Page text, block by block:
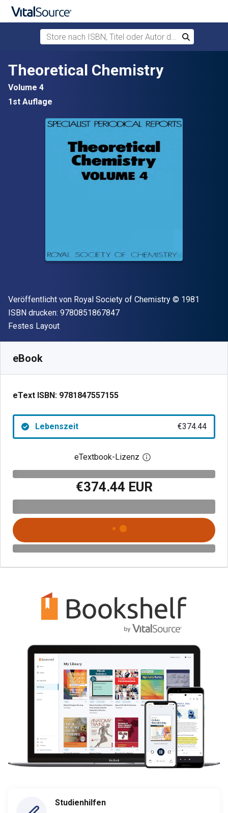
Zum Hauptinhalt springen
Store nach ISBN, Titel oder Autor durchsuchen
Suchen
Theoretical Chemistry
Volume 4
1st Auflage
Verleger
Veröffentlicht von Royal Society of Chemistry Copyright
© 1981
ISBN drucken: 9780851867847"ISBN-13 9780851867847"
Format
Festes Layout
eBook
eText ISBN: 9781847557155
Lebenszeit €374.44
eTextbook-Lizenz Digitalen
€374.44 EUR
Studienhilfen